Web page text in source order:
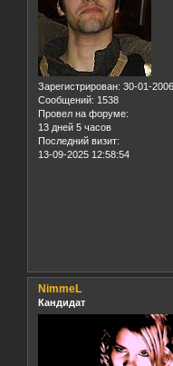
Зарегистрирован: 30-01-2006
Сообщений: 1538
Провел на форуме:
13 дней 5 часов
Последний визит:
13-09-2025 12:58:54
NimmeL
Кандидат